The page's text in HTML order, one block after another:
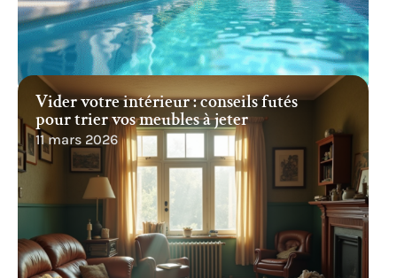
Vider votre intérieur : conseils futés
pour trier vos meubles à jeter
11 mars 2026